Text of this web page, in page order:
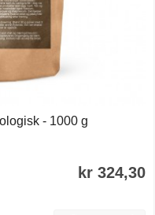
- 1000 g
kr 324,30